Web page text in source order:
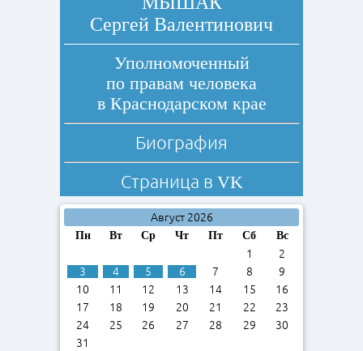
Сергей Валентинович
Уполномоченный
по правам человека
в Краснодарском крае
Биография
Страница в VK
Август 2026
Пн Вт Ср Чт Пт Сб Вс
1
2
3
4 5 6 7 8
9
10
11 12 13 14 15
16
17
18 19 20 21 22
23
24
25 26 27 28 29
30
31